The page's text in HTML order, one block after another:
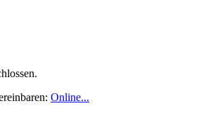
Online...